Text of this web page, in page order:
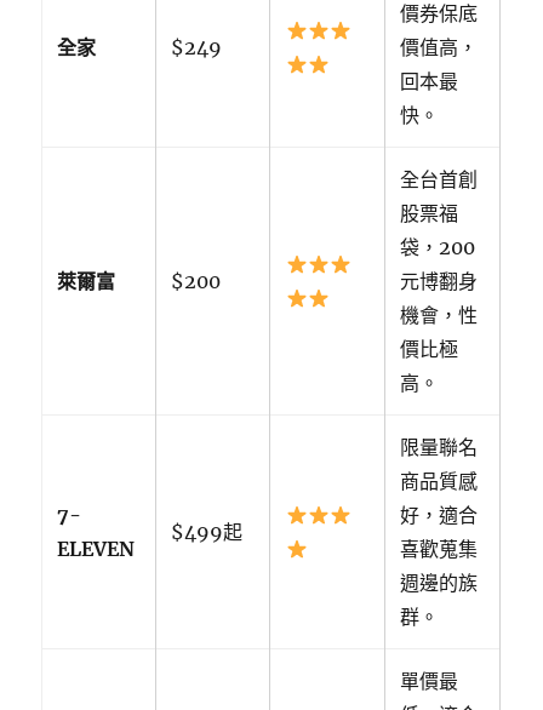
全家 $249
價券保底
價值高，
回本最
快。
萊爾富 $200
全台首創
股票福
袋，200
元博翻身
機會，性
價比極
高。
7-
ELEVEN
$499起
限量聯名
商品質感
好，適合
喜歡蒐集
週邊的族
群。
單價最